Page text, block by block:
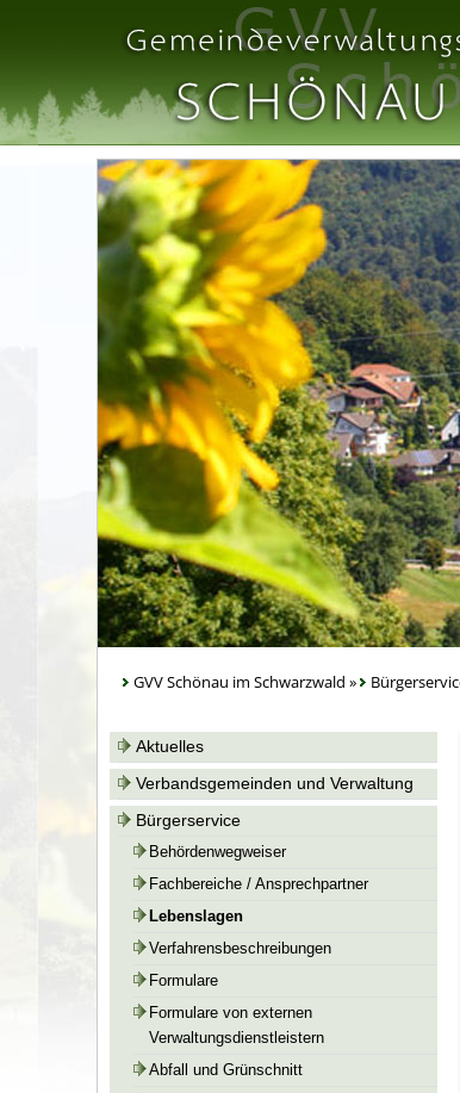
GVV Schönau im Schwarzwald »
Aktuelles
Verbandsgemeinden und Verwaltung
Bürgerservice
Behördenwegweiser
Fachbereiche / Ansprechpartner
Lebenslagen
Verfahrensbeschreibungen
Formulare
Formulare von externen
Verwaltungsdienstleistern
Abfall und Grünschnitt